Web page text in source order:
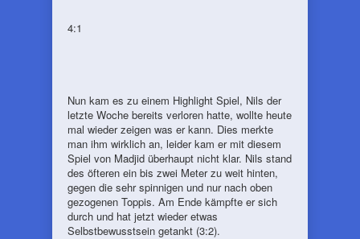
4:1
Nun kam es zu einem Highlight Spiel, Nils der
letzte Woche bereits verloren hatte, wollte heute
mal wieder zeigen was er kann. Dies merkte
man ihm wirklich an, leider kam er mit diesem
Spiel von Madjid überhaupt nicht klar. Nils stand
des öfteren ein bis zwei Meter zu weit hinten,
gegen die sehr spinnigen und nur nach oben
gezogenen Toppis. Am Ende kämpfte er sich
durch und hat jetzt wieder etwas
Selbstbewusstsein getankt (3:2).